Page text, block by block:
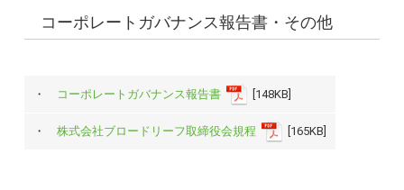
コーポレートガバナンス報告書・その他
・ コーポレートガバナンス報告書 [148KB]
・ 株式会社ブロードリーフ取締役会規程 [165KB]